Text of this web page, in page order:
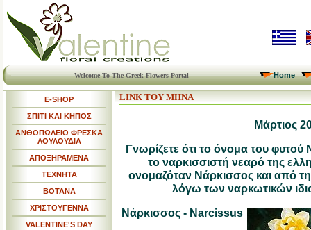
Welcome To The Greek Flowers Portal Home
E-SHOP
ΣΠΙΤΙ ΚΑΙ ΚΗΠΟΣ
ΑΝΘΟΠΩΛΕΙΟ ΦΡΕΣΚΑ
ΛΟΥΛΟΥΔΙΑ
ΑΠΟΞΗΡΑΜΕΝΑ
ΤΕΧΝΗΤΑ
ΒΟΤΑΝΑ
ΧΡΙΣΤΟΥΓΕΝΝΑ
VALENTINE'S DAY
LINK ΤΟΥ ΜΗΝΑ
Μάρτιος
Γνωρίζετε ότι το όνομα του
το ναρκισσιστή νεαρό της
ονομαζόταν Νάρκισσος και από
λόγω των ναρκωτικών
Νάρκισσος - Narcissus